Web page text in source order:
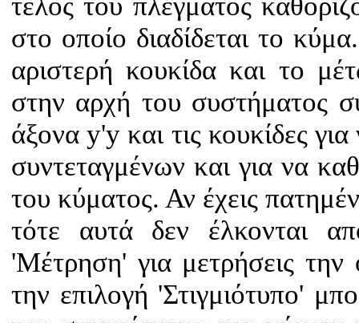
στο οποίο διαδίδεται το
αριστερή κουκίδα και το
στην αρχή του συστήματος
άξονα y'y και τις κουκίδες
συντεταγμένων και για να
του κύματος. Αν έχεις
τότε αυτά δεν έλκονται
'Μέτρηση' για μετρήσεις
την επιλογή 'Στιγμιότυπο'